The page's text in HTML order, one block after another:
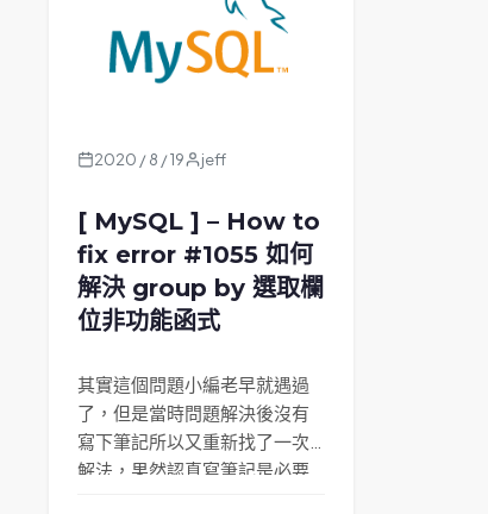
2020 / 8 / 19 jeff
[ MySQL ] – How to
fix error #1055 如何
解決 group by 選取欄
位非功能函式
其實這個問題小編老早就遇過
了，但是當時問題解決後沒有
寫下筆記所以又重新找了一次
解法，果然認真寫筆記是必要